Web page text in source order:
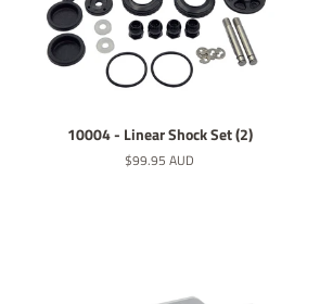
10004 - Linear Shock Set (2)
Normaler
$99.95 AUD